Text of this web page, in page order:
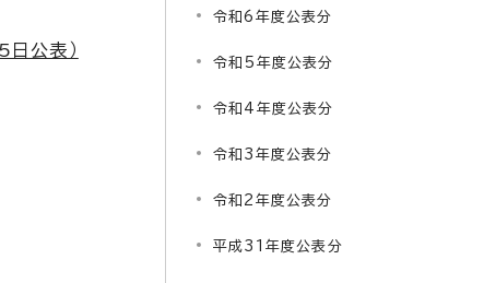
公表）
令和6年度公表分
令和5年度公表分
令和4年度公表分
令和3年度公表分
令和2年度公表分
平成31年度公表分